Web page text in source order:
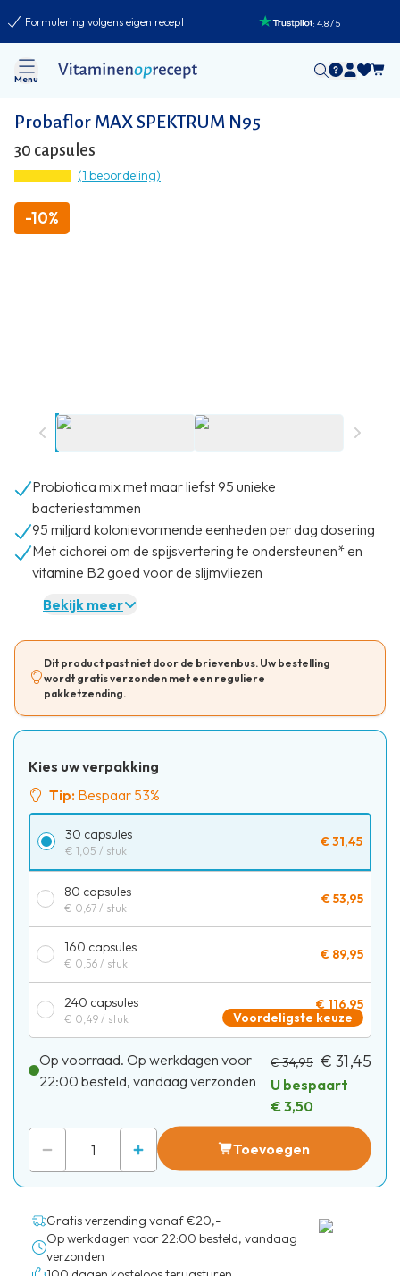
Formulering volgens eigen recept :4.8/5
Menu
Probaflor MAX SPEKTRUM N95
30 capsules
(1 beoordeling)
-10%
Probiotica mix met maar liefst 95 unieke
bacteriestammen
95 miljard kolonievormende eenheden per dag dosering
Met cichorei om de spijsvertering te ondersteunen* en
vitamine B2 goed voor de slijmvliezen
Bekijk meer
Dit product past niet door de brievenbus. Uw bestelling
wordt gratis verzonden met een reguliere
pakketzending.
Kies uw verpakking
Tip: Bespaar 53%
30 capsules
€ 1,05 / stuk
€ 31,45
80 capsules
€ 0,67 / stuk
€ 53,95
160 capsules
€ 0,56 / stuk
€ 89,95
240 capsules
€ 0,49 / stuk
€ 116,95
Voordeligste keuze
Op voorraad. Op werkdagen voor
22:00 besteld, vandaag verzonden
€ 34,95 € 31,45
U bespaart
€ 3,50
Toevoegen
Gratis verzending vanaf €20,-
Op werkdagen voor 22:00 besteld, vandaag
verzonden